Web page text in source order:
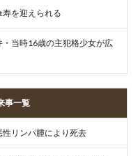
を迎えられる
当時16歳の主犯格少女が広
事一覧
リンパ腫により死去